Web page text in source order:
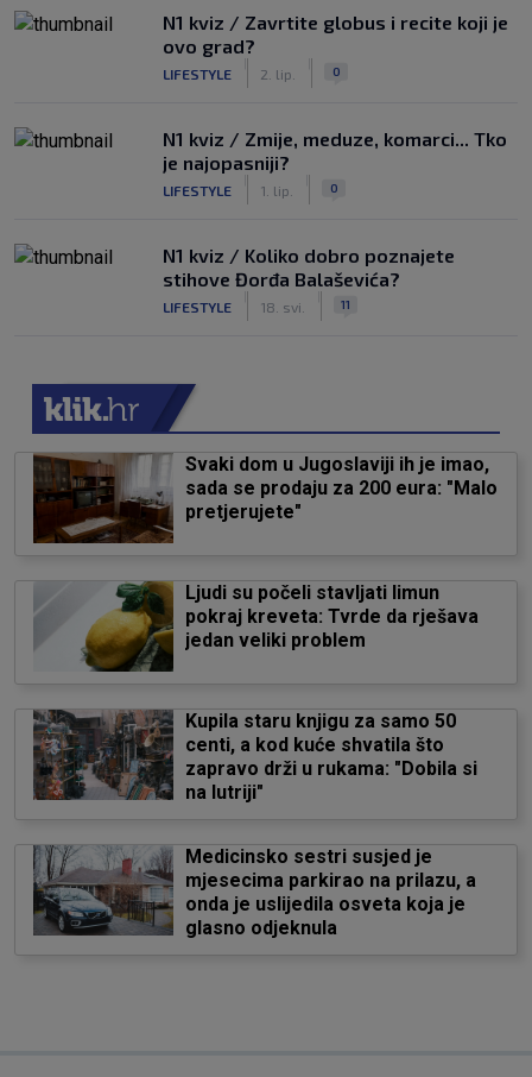
N1 kviz / Zavrtite globus i recite koji je
ovo grad?
LIFESTYLE 2. lip. 0
N1 kviz / Zmije, meduze, komarci... Tko
je najopasniji?
LIFESTYLE 1. lip. 0
N1 kviz / Koliko dobro poznajete
stihove Đorđa Balaševića?
LIFESTYLE 18. svi. 11
Svaki dom u Jugoslaviji ih je imao,
sada se prodaju za 200 eura: "Malo
pretjerujete"
Ljudi su počeli stavljati limun
pokraj kreveta: Tvrde da rješava
jedan veliki problem
Kupila staru knjigu za samo 50
centi, a kod kuće shvatila što
zapravo drži u rukama: "Dobila si
na lutriji"
Medicinsko sestri susjed je
mjesecima parkirao na prilazu, a
onda je uslijedila osveta koja je
glasno odjeknula